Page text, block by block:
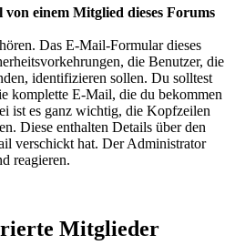
einem Mitglied dieses Forums
Das E-Mail-Formular dieses
die Benutzer, die
identifizieren sollen. Du solltest
komplette E-Mail, die du bekommen
ist es ganz wichtig, die Kopfzeilen
Diese enthalten Details über den
verschickt hat. Der Administrator
reagieren.
Mitglieder